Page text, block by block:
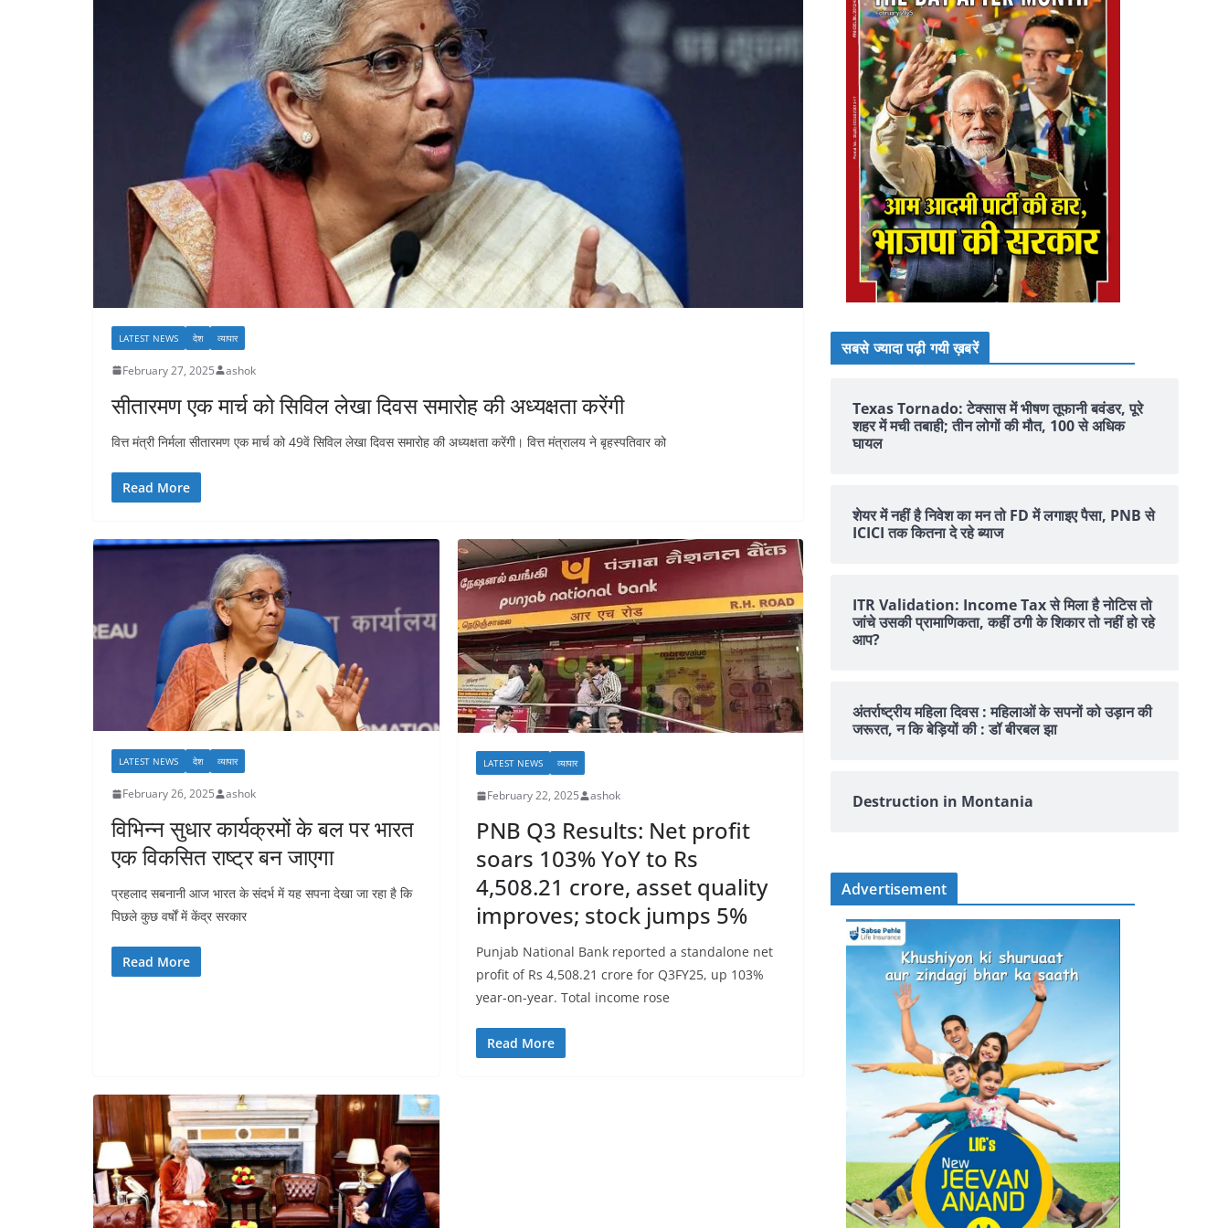
LATEST NEWS देश व्यापार
February 27, 2025 ashok
सीतारमण एक मार्च को सिविल लेखा दिवस समारोह की अध्यक्षता करेंगी
वित्त मंत्री निर्मला सीतारमण एक मार्च को 49वें सिविल लेखा दिवस समारोह की अध्यक्षता करेंगी। वित्त मंत्रालय ने बृहस्पतिवार को
Read More
LATEST NEWS देश व्यापार
February 26, 2025 ashok
विभिन्न सुधार कार्यक्रमों के बल पर भारत
एक विकसित राष्ट्र बन जाएगा
प्रहलाद सबनानी आज भारत के संदर्भ में यह सपना देखा जा रहा है कि
पिछले कुछ वर्षों में केंद्र सरकार
Read More
LATEST NEWS व्यापार
February 22, 2025 ashok
PNB Q3 Results: Net profit
soars 103% YoY to Rs
4,508.21 crore, asset quality
improves; stock jumps 5%
Punjab National Bank reported a standalone net
profit of Rs 4,508.21 crore for Q3FY25, up 103%
year-on-year. Total income rose
Read More
सबसे ज्यादा पढ़ी गयी ख़बरें
Texas Tornado: टेक्सास में भीषण तूफानी बवंडर, पूरे
शहर में मची तबाही; तीन लोगों की मौत, 100 से अधिक
घायल
शेयर में नहीं है न‍िवेश का मन तो FD में लगाइए पैसा, PNB से
ICICI तक क‍ितना दे रहे ब्‍याज
ITR Validation: Income Tax से मिला है नोटिस तो
जांचे उसकी प्रामाणिकता, कहीं ठगी के शिकार तो नहीं हो रहे
आप?
अंतर्राष्ट्रीय महिला दिवस : महिलाओं के सपनों को उड़ान की
जरूरत, न कि बेड़ियों की : डॉ बीरबल झा
Destruction in Montania
Advertisement